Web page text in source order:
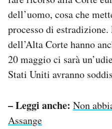
dell’uomo, cosa che
processo di
dell’Alta Corte hanno
20 maggio ci sarà
Stati Uniti avranno
– Leggi anche: Non
Assange